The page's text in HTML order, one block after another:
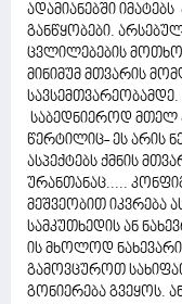
ადამიანებში
განწყობები.
ცვლილებების
მინიმუმ მთვარის
სავსემთვარეობამდე.
საბედნიეროდ მთელ
წერტილიც- ეს არის
ასპექტებს ქმნის
ურანთანაც.....
მეშვეობით იკვრება
სამკუთხედის ან
ის მხოლოდ
გამოვცუროთ
გონიერება გვეყოს.